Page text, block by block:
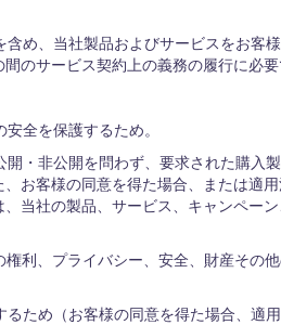
め、当社製品およびサービスをお客
のサービス契約上の義務の履行に必要
全を保護するため。
・非公開を問わず、要求された購入
お客様の同意を得た場合、または適
当社の製品、サービス、キャンペー
利、プライバシー、安全、財産その
ため（お客様の同意を得た場合、適